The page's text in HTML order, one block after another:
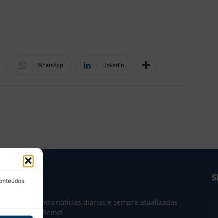
WhatsApp Linkedin
NÓS
2004 trazendo notícias diárias e sempre atualizadas
o Clube do Remo!